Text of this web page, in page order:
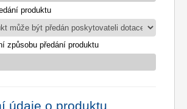
produktu
způsobu předání produktu
údaje o produktu